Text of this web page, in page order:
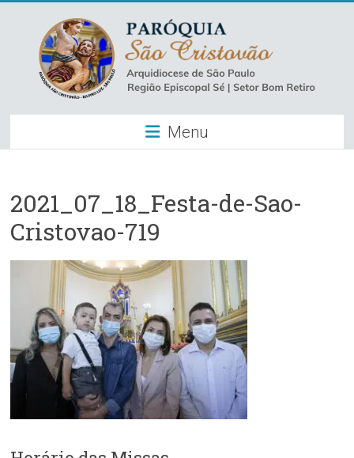
content
Paróquia
São
–
Luz
Arquidiocese
Paulo
Região
Episcopal
–
Menu
2021_07_18_Festa-de-Sao-
Cristovao-719